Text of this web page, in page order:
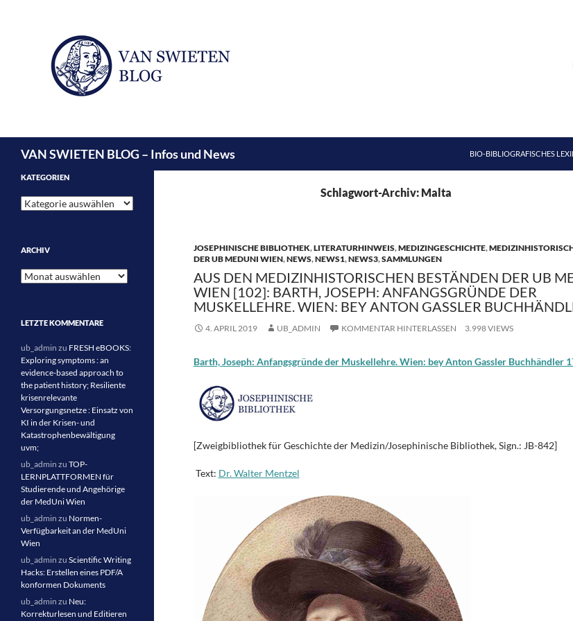
VAN SWIETEN BLOG – Infos und News
BIO-BIBLIOGRAFISCHES
Schlagwort-Archiv: Malta
JOSEPHINISCHE BIBLIOTHEK,LITERATURHINWEIS,MEDIZINGESCHICHTE,
DER UB MEDUNI WIEN,NEWS,NEWS1,NEWS3,SAMMLUNGEN
AUS DEN MEDIZINHISTORISCHEN BESTÄNDEN DER UB
WIEN [102]: BARTH, JOSEPH: ANFANGSGRÜNDE DER
MUSKELLEHRE. WIEN: BEY ANTON GASSLER
4. APRIL 2019 UB_ADMIN KOMMENTAR HINTERLASSEN 3.998 VIEWS
Barth, Joseph: Anfangsgründe der Muskellehre. Wien: bey Anton Gassler Buchhändler
[Zweigbibliothek für Geschichte der Medizin/Josephinische Bibliothek, Sign.: JB-842]
Text: Dr. Walter Mentzel
KATEGORIEN
Kategorien
ARCHIV
Archiv
LETZTE KOMMENTARE
ub_admin zu FRESH eBOOKS:
Exploring symptoms : an
evidence-based approach to
the patient history; Resiliente
krisenrelevante
Versorgungsnetze : Einsatz von
KI in der Krisen- und
Katastrophenbewältigung
uvm;
ub_admin zu TOP-
LERNPLATTFORMEN für
Studierende und Angehörige
der MedUni Wien
ub_admin zu Normen-
Verfügbarkeit an der MedUni
Wien
ub_admin zu Scientific Writing
Hacks: Erstellen eines PDF/A
konformen Dokuments
ub_admin zu Neu:
Korrekturlesen und Editieren